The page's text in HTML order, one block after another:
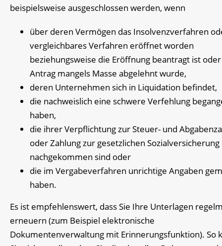
beispielsweise ausgeschlossen werden, wenn
über deren Vermögen das Insolvenzverfahren
vergleichbares Verfahren eröffnet worden
beziehungsweise die Eröffnung beantragt ist
Antrag mangels Masse abgelehnt wurde,
deren Unternehmen sich in Liquidation befindet,
die nachweislich eine schwere Verfehlung
haben,
die ihrer Verpflichtung zur Steuer- und
oder Zahlung zur gesetzlichen
nachgekommen sind oder
die im Vergabeverfahren unrichtige Angaben
haben.
Es ist empfehlenswert, dass Sie Ihre Unterlagen
erneuern (zum Beispiel elektronische
Dokumentenverwaltung mit Erinnerungsfunktion). So